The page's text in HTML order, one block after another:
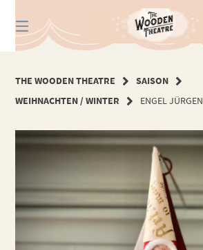
zum
Inhalt
THE WOODEN THEATRE
SAISON
WEIHNACHTEN / WINTER
ENGEL JÜRGEN